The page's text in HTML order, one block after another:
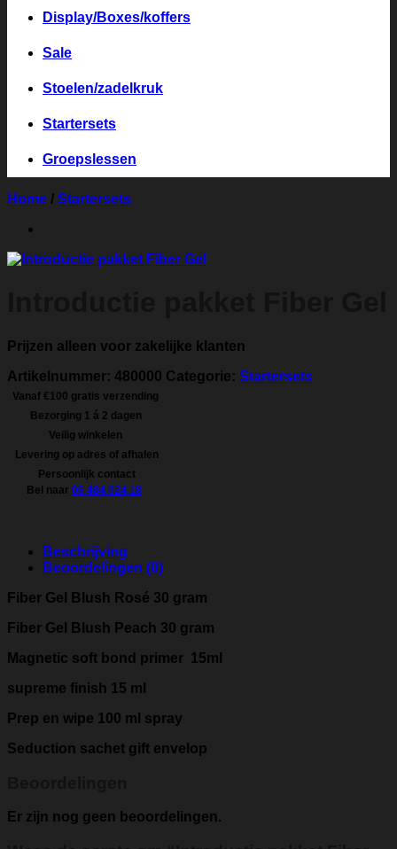
Display/Boxes/koffers
Sale
Stoelen/zadelkruk
Startersets
Groepslessen
Home / Startersets
Prijzen alleen voor zakelijke klanten
Artikelnummer: 480000 Categorie: Startersets
Vanaf €100 gratis verzending
Bezorging 1 á 2 dagen
Veilig winkelen
Levering op adres of afhalen
Persoonlijk contact
Bel naar 06 484 024 18
Beschrijving
Beoordelingen (0)
Fiber Gel Blush Rosé 30 gram
Fiber Gel Blush Peach 30 gram
Magnetic soft bond primer 15ml
supreme finish 15 ml
Prep en wipe 100 ml spray
Seduction sachet gift envelop
Er zijn nog geen beoordelingen.